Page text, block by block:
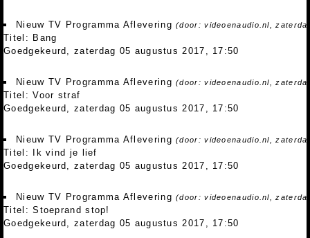
Nieuw TV Programma Aflevering(door: videoenaudio.nl,
Titel: Bang
Goedgekeurd, zaterdag 05 augustus 2017, 17:50
Nieuw TV Programma Aflevering(door: videoenaudio.nl,
Titel: Voor straf
Goedgekeurd, zaterdag 05 augustus 2017, 17:50
Nieuw TV Programma Aflevering(door: videoenaudio.nl,
Titel: Ik vind je lief
Goedgekeurd, zaterdag 05 augustus 2017, 17:50
Nieuw TV Programma Aflevering(door: videoenaudio.nl,
Titel: Stoeprand stop!
Goedgekeurd, zaterdag 05 augustus 2017, 17:50